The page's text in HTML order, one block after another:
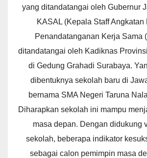
yang ditandatangai oleh Gubernur
KASAL (Kepala Staff Angkatan
Penandatanganan Kerja Sama
ditandatangai oleh Kadiknas
di Gedung Grahadi Surabaya.
dibentuknya sekolah baru di
bernama SMA Negeri Taruna
Diharapkan sekolah ini mampu
masa depan. Dengan didukung
sekolah, beberapa indikator
sebagai calon pemimpin masa